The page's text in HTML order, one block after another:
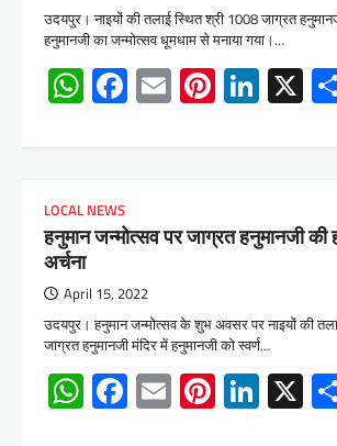
उदयपुर। नाइयों की तलाई स्थित श्री 1008 जाग्रत
हनुमानजी का जन्मोत्सव धूमधाम से मनाया गया।…
WhatsApp
Facebook
Email X
LOCAL NEWS
हनुमान जन्मोत्सव पर जाग्रत हनुमानजी की
अर्चना
April 15, 2022
उदयपुर। हनुमान जन्मोत्सव के शुभ अवसर पर नाइयों की
जाग्रत हनुमानजी मंदिर में हनुमानजी को स्वर्ण…
WhatsApp
Facebook
Email X